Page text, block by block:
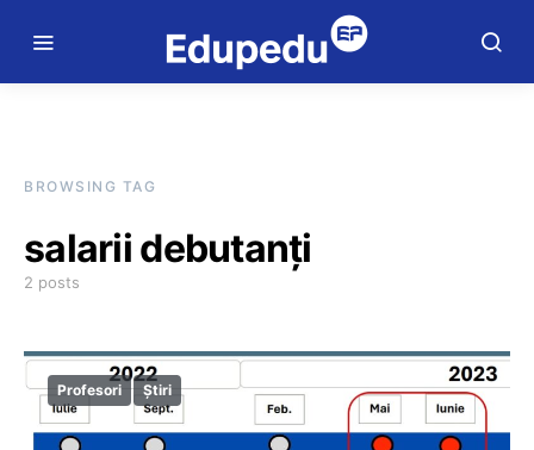
BROWSING TAG
salarii debutanți
2 posts
Profesori Știri